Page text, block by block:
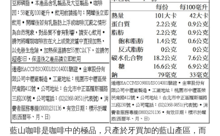
藍山咖啡是咖啡中的極品，只產於牙買加的藍山產區，而